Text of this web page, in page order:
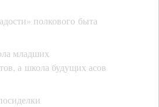
полкового быта
младших
а школа будущих асов